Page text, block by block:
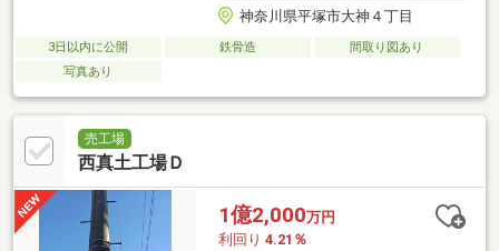
神奈川県平塚市大神４丁目
3日以内に公開 鉄骨造
間取り図あり
写真あり
売工場
西真土工場Ｄ
1億2,000万円
利回り 4.21％